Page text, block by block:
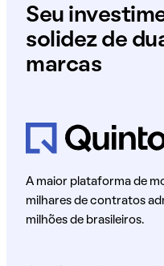
Seu
solidez de
marcas
A maior plataforma de
milhares de contratos
milhões de brasileiros.